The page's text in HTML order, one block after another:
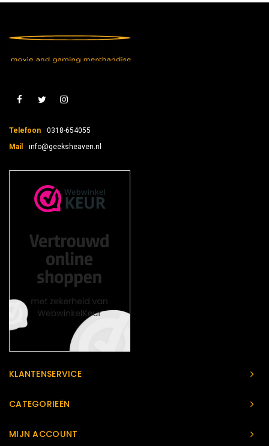
Telefoon
0318-654055
Mail
info@geeksheaven.nl
KLANTENSERVICE
CATEGORIEËN
MIJN ACCOUNT